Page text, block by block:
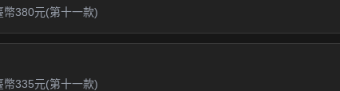
380元(第十一款)
335元(第十一款)